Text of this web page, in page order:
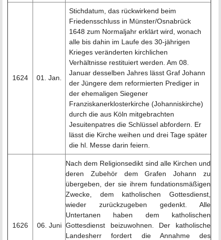
1624 01. Jan.
Stichdatum, das rückwirkend beim
Friedensschluss in Münster/Osnabrück
1648 zum Normaljahr erklärt wird, wonach
alle bis dahin im Laufe des 30-jährigen
Krieges veränderten kirchlichen
Verhältnisse restituiert werden. Am 08.
Januar desselben Jahres lässt Graf Johann
der Jüngere dem reformierten Prediger in
der ehemaligen Siegener
Franziskanerklosterkirche (Johanniskirche)
durch die aus Köln mitgebrachten
Jesuitenpatres die Schlüssel abfordern. Er
lässt die Kirche weihen und drei Tage später
die hl. Messe darin feiern.
1626 06. Juni
Nach dem Religionsedikt sind alle Kirchen und
deren Zubehör dem Grafen Johann zu
übergeben, der sie ihrem fundationsmäßigen
Zwecke, dem katholischen Gottesdienst,
wieder zurückzugeben gedenkt. Alle
Untertanen haben dem katholischen
Gottesdienst beizuwohnen. Der katholische
Landesherr fordert die Annahme des